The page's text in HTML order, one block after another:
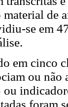
de
se em
em cinco
ou
ou